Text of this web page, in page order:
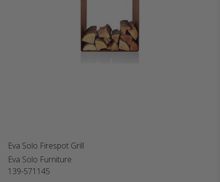
Eva Solo Firespot Grill
Eva Solo Furniture
139-571145